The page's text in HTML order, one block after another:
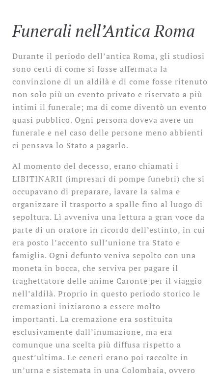
Funerali nell’Antica Roma
Durante il periodo dell’antica Roma, gli studiosi
sono certi di come si fosse affermata la
convinzione di un aldilà e di come fosse ritenuto
non solo più un evento privato e riservato a più
intimi il funerale; ma di come diventò un evento
quasi pubblico. Ogni persona doveva avere un
funerale e nel caso delle persone meno abbienti
ci pensava lo Stato a pagarlo.
Al momento del decesso, erano chiamati i
LIBITINARII (impresari di pompe funebri) che si
occupavano di preparare, lavare la salma e
organizzare il trasporto a spalle fino al luogo di
sepoltura. Lì avveniva una lettura a gran voce da
parte di un oratore in ricordo dell’estinto, in cui
era posto l’accento sull’unione tra Stato e
famiglia. Ogni defunto veniva sepolto con una
moneta in bocca, che serviva per pagare il
traghettatore delle anime Caronte per il viaggio
nell’aldilà. Proprio in questo periodo storico le
cremazioni iniziarono a essere molto
importanti. La cremazione era sostituita
esclusivamente dall’inumazione, ma era
comunque una scelta più diffusa rispetto a
quest’ultima. Le ceneri erano poi raccolte in
un’urna e sistemata in una Colombaia, ovvero